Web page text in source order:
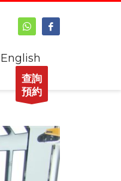
English
查詢
預約